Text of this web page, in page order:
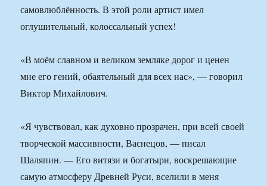
самовлюблённость. В этой роли артист имел
оглушительный, колоссальный успех!
«В моём славном и великом земляке дорог и ценен
мне его гений, обаятельный для всех нас», — говорил
Виктор Михайлович.
«Я чувствовал, как духовно прозрачен, при всей своей
творческой массивности, Васнецов, — писал
Шаляпин. — Его витязи и богатыри, воскрешающие
самую атмосферу Древней Руси, вселили в меня